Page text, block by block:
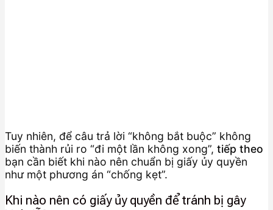
Tuy nhiên, để câu trả lời “không bắt buộc” không
biến thành rủi ro “đi một lần không xong”, tiếp theo
bạn cần biết khi nào nên chuẩn bị giấy ủy quyền
như một phương án “chống kẹt”.
Khi nào nên có giấy ủy quyền để tránh bị gây